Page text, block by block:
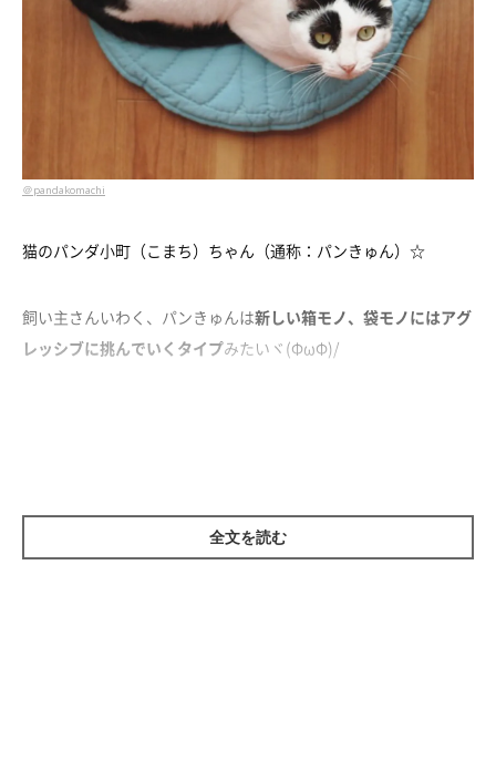
＠pandakomachi
猫のパンダ小町（こまち）ちゃん（通称：パンきゅん）☆
飼い主さんいわく、パンきゅんは新しい箱モノ、袋モノにはアグ
レッシブに挑んでいくタイプみたいヾ(ΦωΦ)/
全文を読む